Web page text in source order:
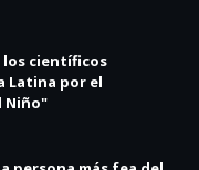
los científicos
Latina por el
Niño"